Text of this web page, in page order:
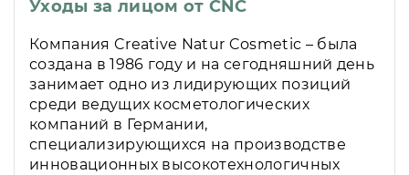
Уходы за лицом от СNC
Компания Creative Natur Cosmetic – была
создана в 1986 году и на сегодняшний день
занимает одно из лидирующих позиций
среди ведущих косметологических
компаний в Германии,
специализирующихся на производстве
инновационных высокотехнологичных